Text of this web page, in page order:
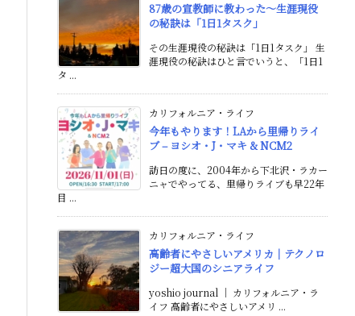
87歳の宣教師に教わった〜生涯現役
の秘訣は「1日1タスク」
その生涯現役の秘訣は「1日1タスク」 生
涯現役の秘訣はひと言でいうと、「1日1
タ ...
カリフォルニア・ライフ
今年もやります！LAから里帰りライ
ブ – ヨシオ・J・マキ & NCM2
訪日の度に、2004年から下北沢・ラカー
ニャでやってる、里帰りライブも早22年
目 ...
カリフォルニア・ライフ
高齢者にやさしいアメリカ｜テクノロ
ジー超大国のシニアライフ
yoshio journal ｜ カリフォルニア・ラ
イフ 高齢者にやさしいアメリ ...